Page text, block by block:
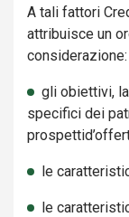
A tali fattori
attribuisce un
considerazione:
gli obiettivi,
specifici dei
le
le